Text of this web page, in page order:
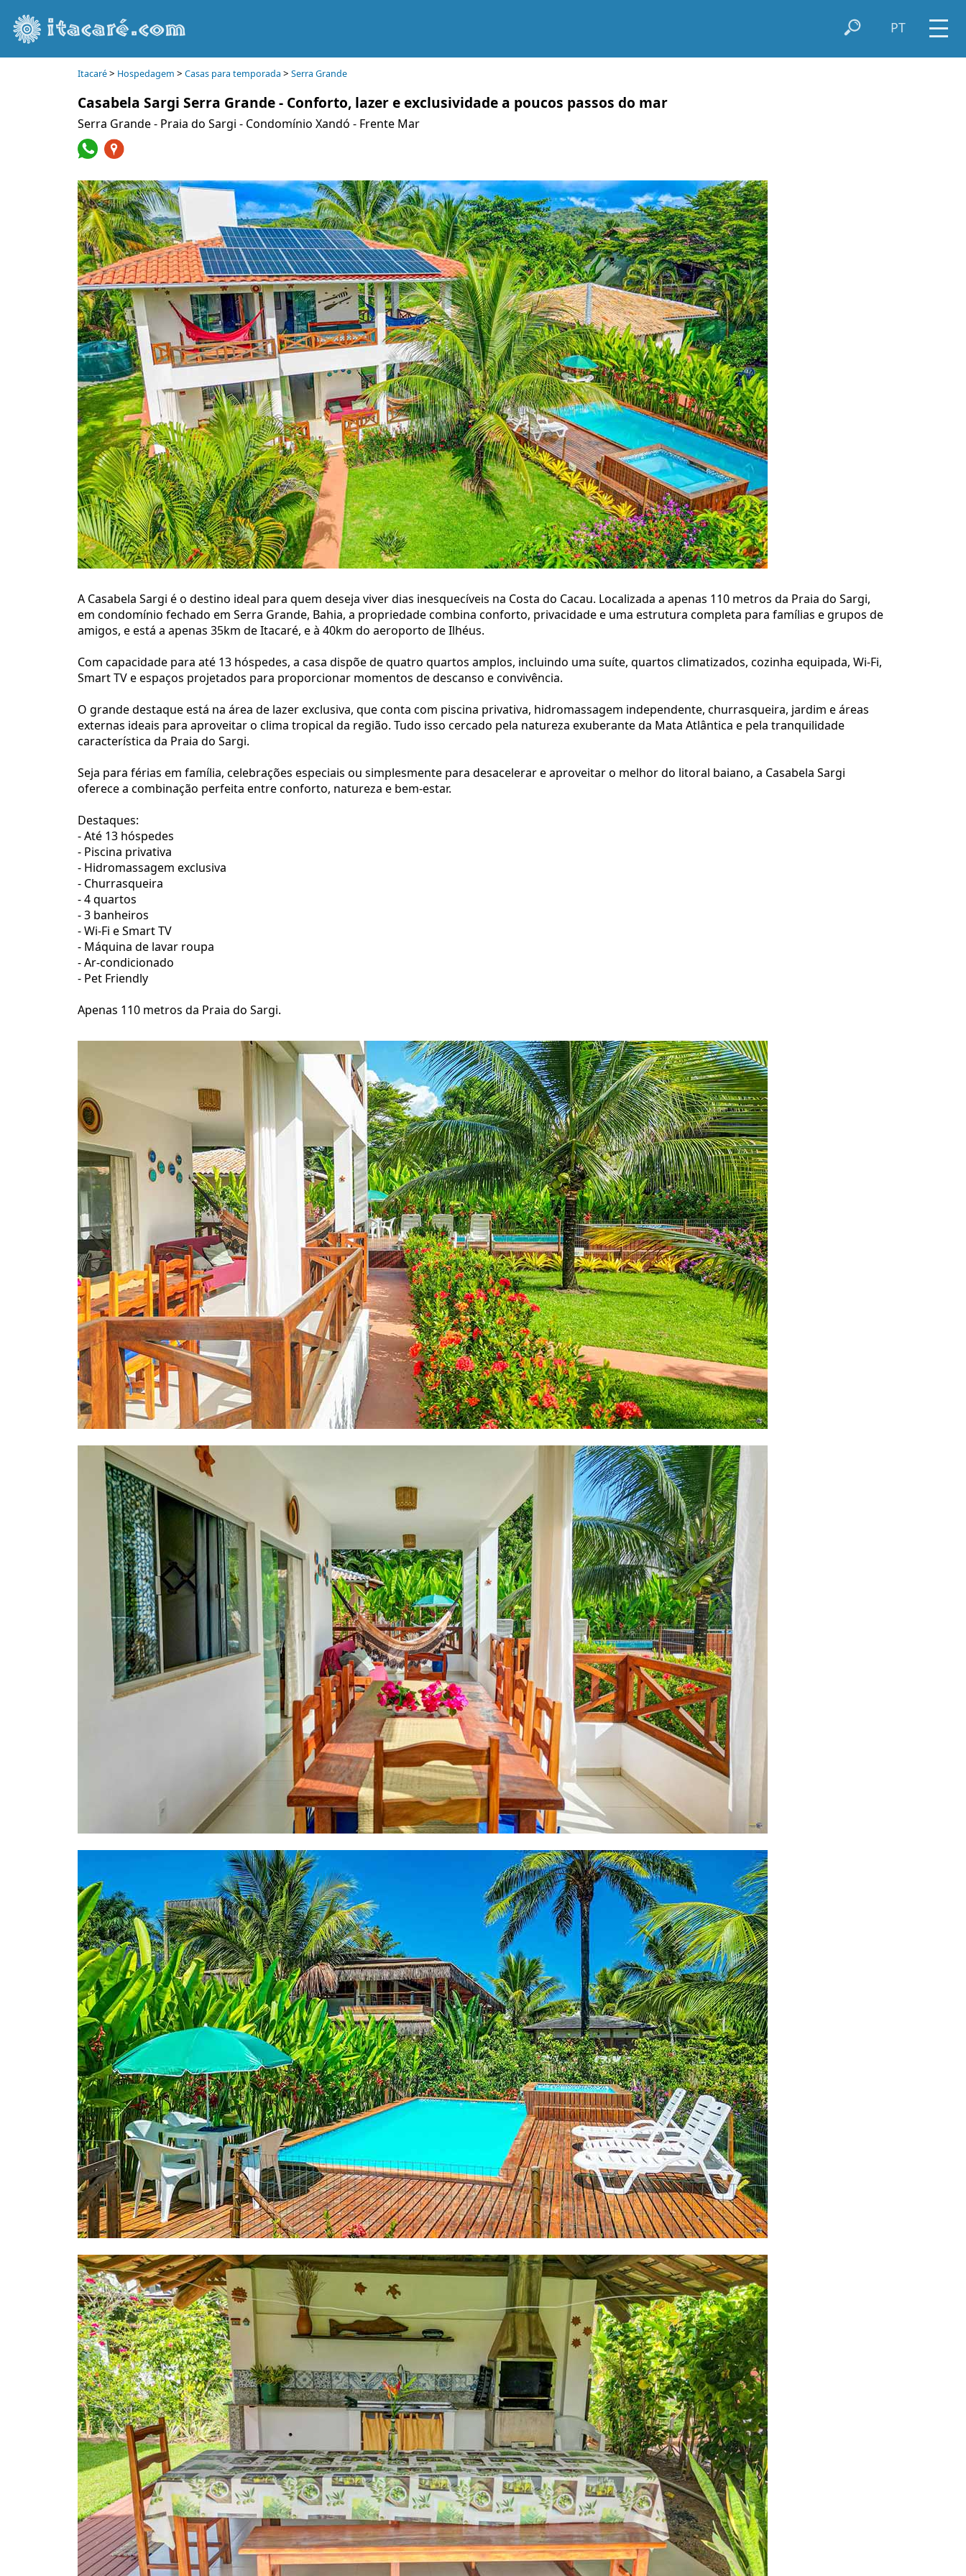
PT
Itacaré> Hospedagem > Casas para temporada > Serra Grande
Casabela Sargi Serra Grande - Conforto, lazer e exclusividade a poucos passos do mar
Serra Grande - Praia do Sargi - Condomínio Xandó - Frente Mar
A Casabela Sargi é o destino ideal para quem deseja viver dias inesquecíveis na Costa do Cacau. Localizada a apenas 110 metros da Praia do Sargi,
em condomínio fechado em Serra Grande, Bahia, a propriedade combina conforto, privacidade e uma estrutura completa para famílias e grupos de
amigos, e está a apenas 35km de Itacaré, e à 40km do aeroporto de Ilhéus.
Com capacidade para até 13 hóspedes, a casa dispõe de quatro quartos amplos, incluindo uma suíte, quartos climatizados, cozinha equipada, Wi-Fi,
Smart TV e espaços projetados para proporcionar momentos de descanso e convivência.
O grande destaque está na área de lazer exclusiva, que conta com piscina privativa, hidromassagem independente, churrasqueira, jardim e áreas
externas ideais para aproveitar o clima tropical da região. Tudo isso cercado pela natureza exuberante da Mata Atlântica e pela tranquilidade
característica da Praia do Sargi.
Seja para férias em família, celebrações especiais ou simplesmente para desacelerar e aproveitar o melhor do litoral baiano, a Casabela Sargi
oferece a combinação perfeita entre conforto, natureza e bem-estar.
Destaques:
- Até 13 hóspedes
- Piscina privativa
- Hidromassagem exclusiva
- Churrasqueira
- 4 quartos
- 3 banheiros
- Wi-Fi e Smart TV
- Máquina de lavar roupa
- Ar-condicionado
- Pet Friendly
Apenas 110 metros da Praia do Sargi.